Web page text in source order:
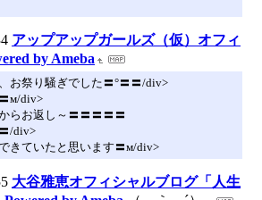
アップアップガールズ（仮）オフィ
by Ameba
お祭り騒ぎでした〓°〓〓/div>
м/div>
らお返し～〓〓〓〓〓
/div>
きていたと思います〓м/div>
大谷雅恵オフィシャルブログ「人生